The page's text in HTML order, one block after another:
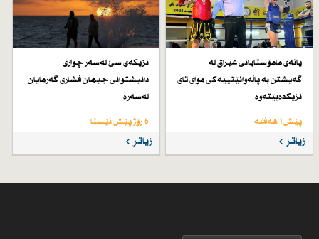
یانەی مامۆستایانی عیراق لە
گەیشتن بە پاڵەوانێتییەكی موای تای
نزیكدەبێتەوە
پێش 1 هەفتە
زیاتر
نزیكەی سێ لەسەر چواری
دانیشتوانی جیهان فشاری گەرمایان
لەسەرە
6 رۆژ پێش ئێستا
زیاتر